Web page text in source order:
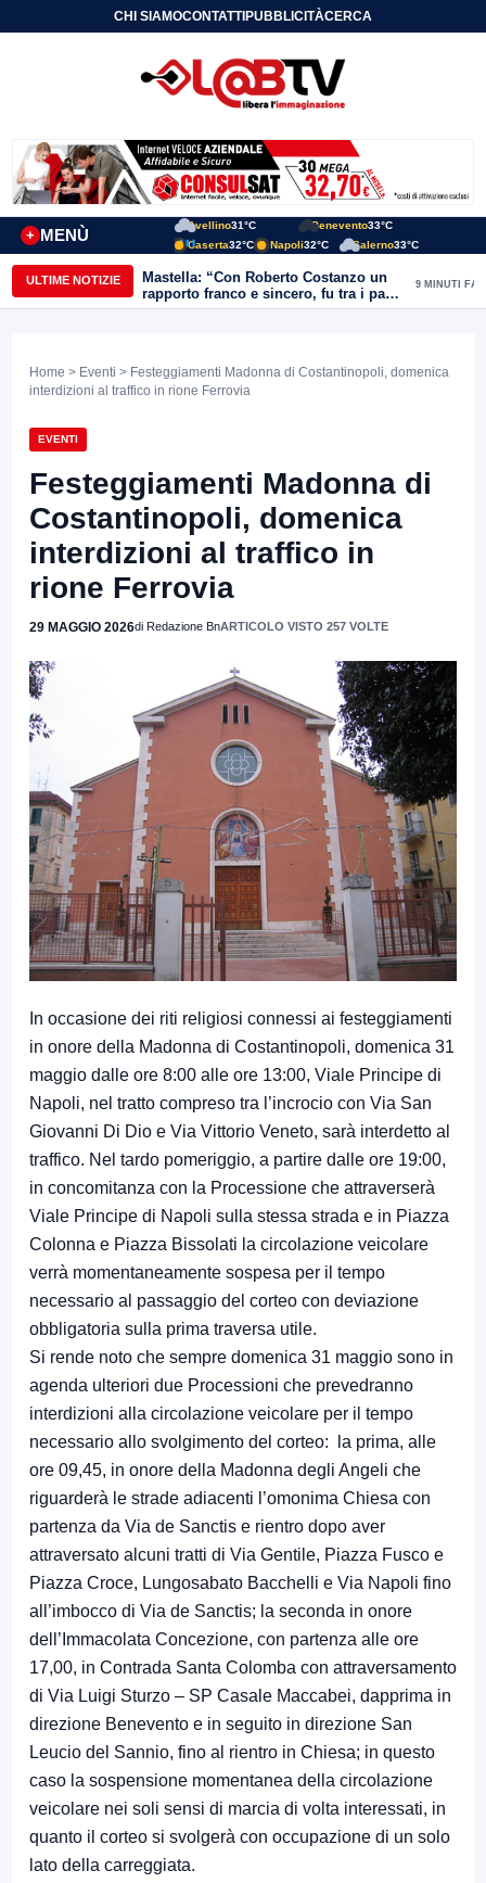
CHI SIAMOCONTATTIPUBBLICITÀCERCA
MENÙ
+
Avellino31°C Benevento33°C
Caserta32°C Napoli32°C Salerno33°C
ULTIME NOTIZIE
Mastella: “Con Roberto Costanzo un
rapporto franco e sincero, fu tra i padri
della necessità di riscossa delle aree
9 MINUTI FA
Home > Eventi > Festeggiamenti Madonna di Costantinopoli, domenica
interdizioni al traffico in rione Ferrovia
EVENTI
Festeggiamenti Madonna di
Costantinopoli, domenica
interdizioni al traffico in
rione Ferrovia
29 MAGGIO 2026di Redazione BnARTICOLO VISTO 257 VOLTE
In occasione dei riti religiosi connessi ai festeggiamenti
in onore della Madonna di Costantinopoli, domenica 31
maggio dalle ore 8:00 alle ore 13:00, Viale Principe di
Napoli, nel tratto compreso tra l’incrocio con Via San
Giovanni Di Dio e Via Vittorio Veneto, sarà interdetto al
traffico. Nel tardo pomeriggio, a partire dalle ore 19:00,
in concomitanza con la Processione che attraverserà
Viale Principe di Napoli sulla stessa strada e in Piazza
Colonna e Piazza Bissolati la circolazione veicolare
verrà momentaneamente sospesa per il tempo
necessario al passaggio del corteo con deviazione
obbligatoria sulla prima traversa utile.
Si rende noto che sempre domenica 31 maggio sono in
agenda ulteriori due Processioni che prevedranno
interdizioni alla circolazione veicolare per il tempo
necessario allo svolgimento del corteo: la prima, alle
ore 09,45, in onore della Madonna degli Angeli che
riguarderà le strade adiacenti l’omonima Chiesa con
partenza da Via de Sanctis e rientro dopo aver
attraversato alcuni tratti di Via Gentile, Piazza Fusco e
Piazza Croce, Lungosabato Bacchelli e Via Napoli fino
all’imbocco di Via de Sanctis; la seconda in onore
dell’Immacolata Concezione, con partenza alle ore
17,00, in Contrada Santa Colomba con attraversamento
di Via Luigi Sturzo – SP Casale Maccabei, dapprima in
direzione Benevento e in seguito in direzione San
Leucio del Sannio, fino al rientro in Chiesa; in questo
caso la sospensione momentanea della circolazione
veicolare nei soli sensi di marcia di volta interessati, in
quanto il corteo si svolgerà con occupazione di un solo
lato della carreggiata.